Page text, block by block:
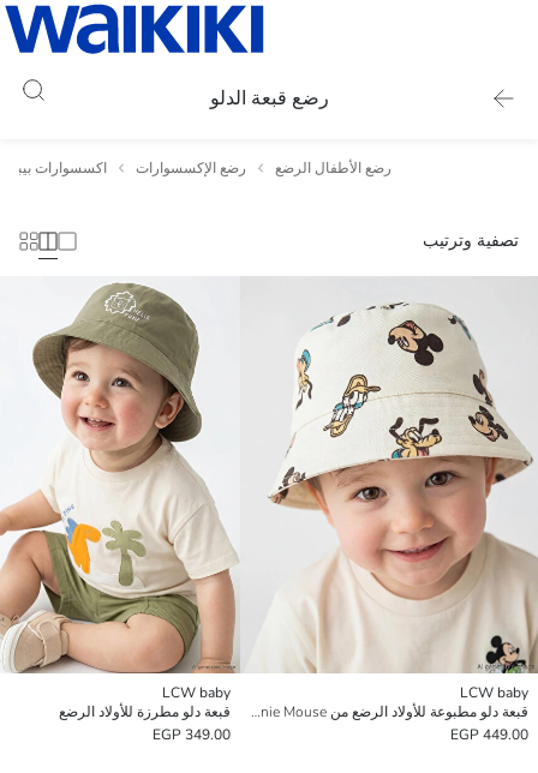
رضع قبعة الدلو
رضع الأطفال الرضع رضع الإكسسوارات اكسسوارات بيبي
تصفية وترتيب
LCW baby
قبعة دلو مطبوعة للأولاد الرضع من Minnie Mouse
449.00 EGP
LCW baby
قبعة دلو مطرزة للأولاد الرضع
349.00 EGP